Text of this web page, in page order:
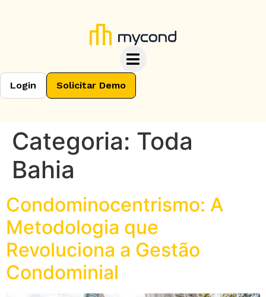
Login Solicitar Demo
Categoria: Toda
Bahia
Condominocentrismo: A
Metodologia que
Revoluciona a Gestão
Condominial